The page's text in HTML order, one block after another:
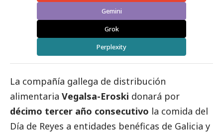
Gemini
Grok
Perplexity
La compañía gallega de distribución
alimentaria Vegalsa-Eroski donará por
décimo tercer año consecutivo la comida del
Día de Reyes a entidades benéficas de Galicia y